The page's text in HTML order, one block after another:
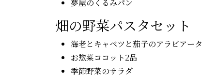
夢屋のくるみパン
畑の野菜パスタセット
海老とキャベツと茄子のアラビアータ
お惣菜ココット2品
季節野菜のサラダ